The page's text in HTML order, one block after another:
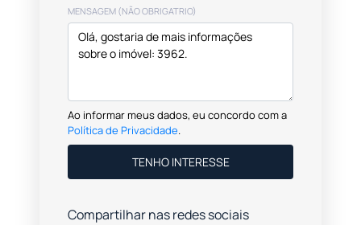
MENSAGEM (NÃO OBRIGATRIO)
Ao informar meus dados, eu concordo com a
Política de Privacidade.
TENHO INTERESSE
Compartilhar nas redes sociais